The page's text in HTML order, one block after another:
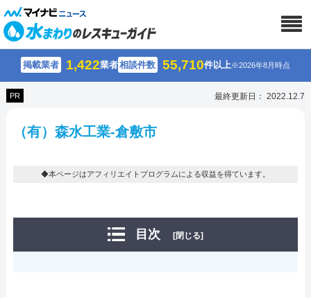
掲載業者 1,422業者相談件数 55,710件以上※2026年8月時点
PR 最終更新日： 2022.12.7
（有）森水工業-倉敷市
◆本ページはアフィリエイトプログラムによる収益を得ています。
目次 [閉じる]